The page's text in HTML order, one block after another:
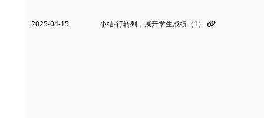
2025-04-15 小结-行转列，展开学生成绩（1）